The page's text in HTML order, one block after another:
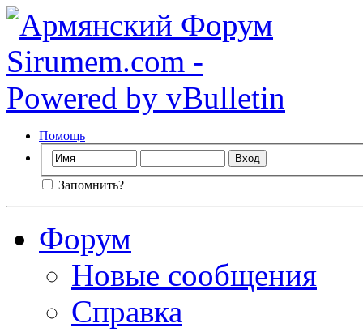
Помощь
Запомнить?
Форум
Новые сообщения
Справка